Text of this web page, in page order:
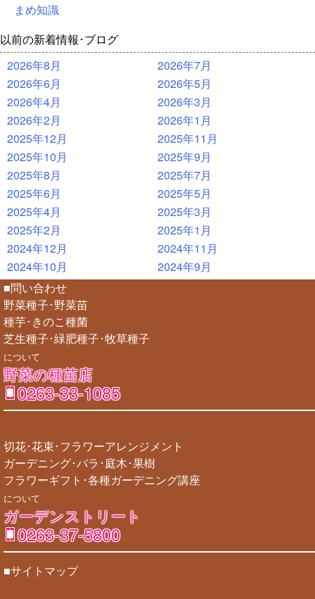
まめ知識
以前の新着情報･ブログ
2026年8月
2026年7月
2026年6月
2026年5月
2026年4月
2026年3月
2026年2月
2026年1月
2025年12月
2025年11月
2025年10月
2025年9月
2025年8月
2025年7月
2025年6月
2025年5月
2025年4月
2025年3月
2025年2月
2025年1月
2024年12月
2024年11月
2024年10月
2024年9月
■問い合わせ
野菜種子･野菜苗
種芋･きのこ種菌
芝生種子･緑肥種子･牧草種子
について
野菜の種苗店
0263-33-1085
切花･花束･フラワーアレンジメント
ガーデニング･バラ･庭木･果樹
フラワーギフト･各種ガーデニング講座
について
ガーデンストリート
0263-37-5800
■サイトマップ